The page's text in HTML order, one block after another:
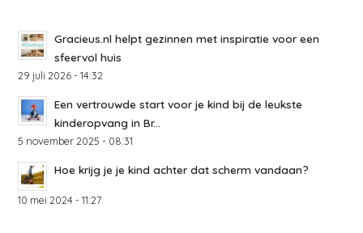
Gracieus.nl helpt gezinnen met inspiratie voor een
sfeervol huis
29 juli 2026 - 14:32
Een vertrouwde start voor je kind bij de leukste
kinderopvang in Br...
5 november 2025 - 08:31
Hoe krijg je je kind achter dat scherm vandaan?
10 mei 2024 - 11:27